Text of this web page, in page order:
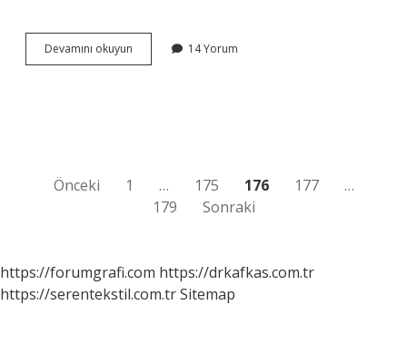
Devamını okuyun
Ismi
14 Yorum
Yazı
sayfalaması
Önceki 1 … 175 176 177
…
179
Sonraki
https://forumgrafi.com https://drkafkas.com.tr
https://serentekstil.com.trSitemap